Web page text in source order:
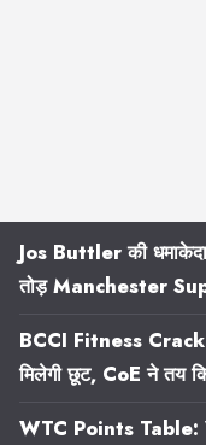
Jos Buttler की
तोड़ Manchester
BCCI Fitness
मिलेगी छूट, CoE ने तय
WTC Points Table: